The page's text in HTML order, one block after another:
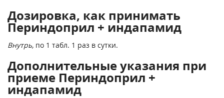
Дозировка, как принимать
Периндоприл + индапамид
Внутрь, по 1 табл. 1 раз в сутки.
Дополнительные указания при
приеме Периндоприл +
индапамид